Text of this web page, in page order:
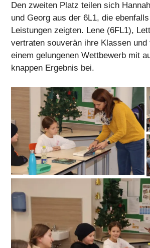
Den zweiten Platz teilen sich
und Georg aus der 6L1, die
Leistungen zeigten. Lene (6FL1),
vertraten souverän ihre Klassen und
einem gelungenen Wettbewerb mit
knappen Ergebnis bei.